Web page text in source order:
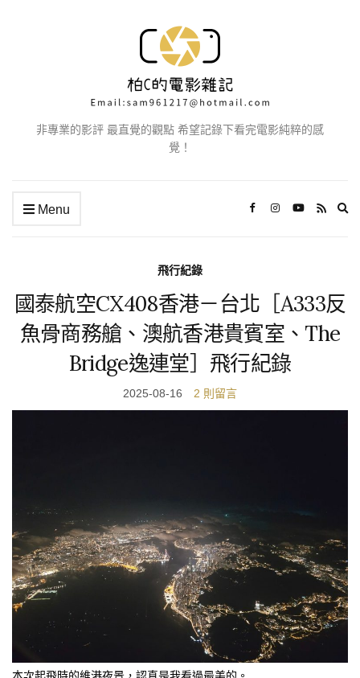
非專業的影評 最直覺的觀點 希望記錄下看完電影純粹的感
覺！
Menu
飛行紀錄
國泰航空CX408香港－台北［A333反
魚骨商務艙、澳航香港貴賓室、The
Bridge逸連堂］飛行紀錄
2025-08-16 2 則留言
本次起飛時的維港夜景，認真是我看過最美的。